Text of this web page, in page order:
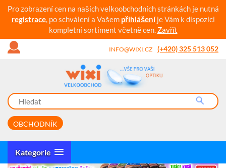
Pro zobrazení cen na našich velkoobchodních stránkách je nutná
registrace, po schválení a Vašem přihlášeníje Vám k dispozici
kompletní sortiment včetně cen. Zavřít
INFO@WIXI.CZ (+420) 325 513 052
OBCHODNÍK
Kategorie